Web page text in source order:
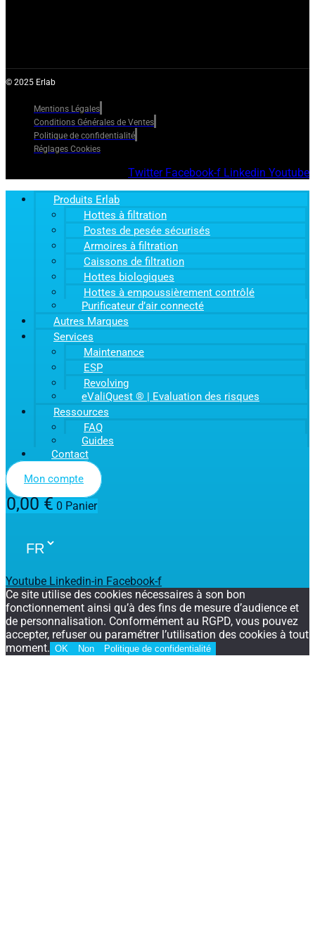
© 2025 Erlab
Mentions Légales
Conditions Générales de Ventes
Politique de confidentialité
Réglages Cookies
Twitter Facebook-f Linkedin Youtube
Produits Erlab
Hottes à filtration
Postes de pesée sécurisés
Armoires à filtration
Caissons de filtration
Hottes biologiques
Hottes à empoussièrement contrôlé
Purificateur d’air connecté
Autres Marques
Services
Maintenance
ESP
Revolving
eValiQuest ® | Evaluation des risques
Ressources
FAQ
Guides
Contact
Mon compte
0,00€ 0 Panier
Youtube Linkedin-in Facebook-f
Ce site utilise des cookies nécessaires à son bon
fonctionnement ainsi qu’à des fins de mesure d’audience et
de personnalisation. Conformément au RGPD, vous pouvez
accepter, refuser ou paramétrer l’utilisation des cookies à tout
moment. OK Non Politique de confidentialité